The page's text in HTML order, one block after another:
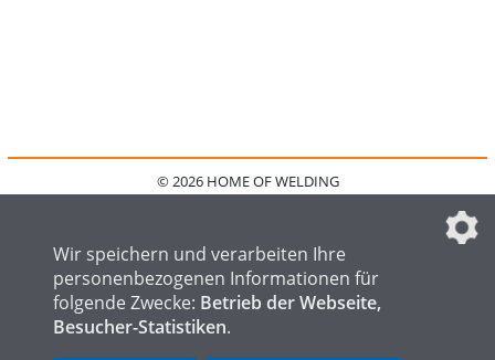
© 2026 HOME OF WELDING
IMPRESSUM
FAQ
DATENSCHUTZEINSTELLUNGEN
Wir speichern und verarbeiten Ihre
personenbezogenen Informationen für
folgende Zwecke: Betrieb der Webseite,
Besucher-Statistiken.